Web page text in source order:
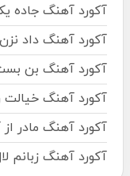
آکورد آهنگ جاده
آکورد آهنگ داد
آکورد آهنگ بن
آکورد آهنگ خیالت
آکورد آهنگ مادر از
آکورد آهنگ زبانم